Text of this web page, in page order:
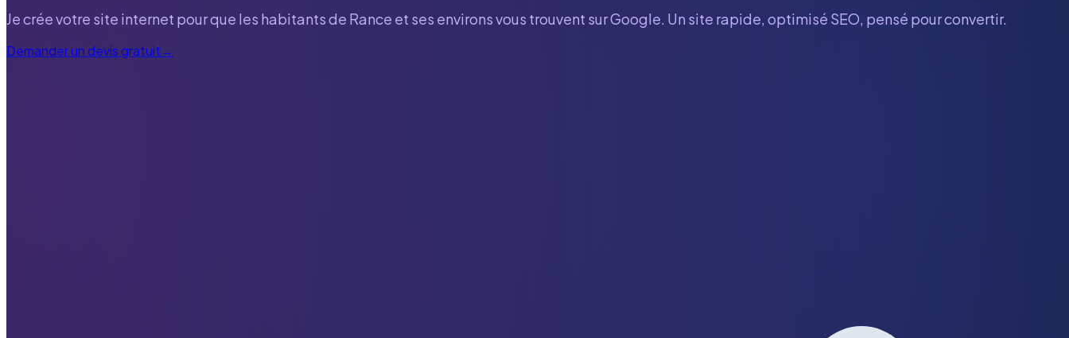
Je crée votre site internet pour que les habitants de Rance et ses environs vous trouvent sur Google. Un site rapide, optimisé SEO, pensé pour convertir.
Demander un devis gratuit→